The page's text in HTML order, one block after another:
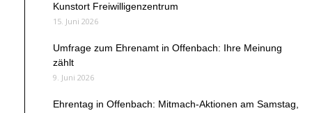
Kunstort Freiwilligenzentrum
15. Juni 2026
Umfrage zum Ehrenamt in Offenbach: Ihre Meinung
zählt
9. Juni 2026
Ehrentag in Offenbach: Mitmach-Aktionen am Samstag,